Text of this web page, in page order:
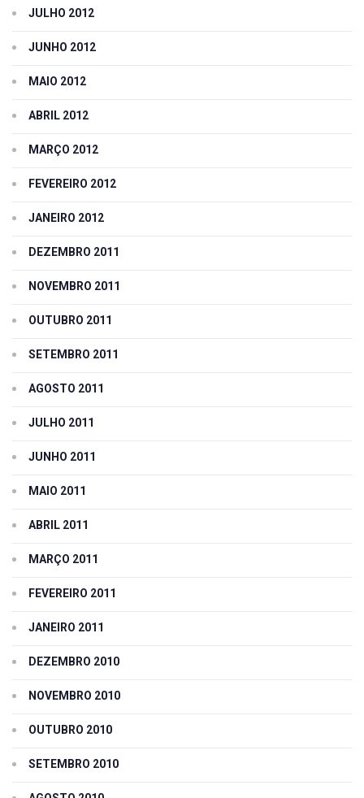
JULHO 2012
JUNHO 2012
MAIO 2012
ABRIL 2012
MARÇO 2012
FEVEREIRO 2012
JANEIRO 2012
DEZEMBRO 2011
NOVEMBRO 2011
OUTUBRO 2011
SETEMBRO 2011
AGOSTO 2011
JULHO 2011
JUNHO 2011
MAIO 2011
ABRIL 2011
MARÇO 2011
FEVEREIRO 2011
JANEIRO 2011
DEZEMBRO 2010
NOVEMBRO 2010
OUTUBRO 2010
SETEMBRO 2010